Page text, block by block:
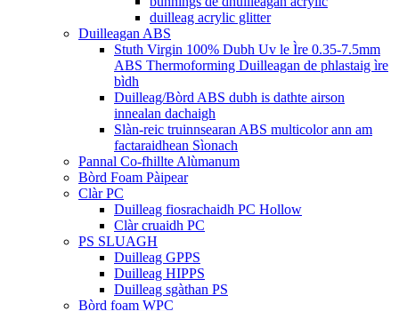
duilleag acrylic glitter
Duilleagan ABS
Stuth Virgin 100% Dubh Uv le Ìre 0.35-7.5mm
ABS Thermoforming Duilleagan de phlastaig ìre
bìdh
Duilleag/Bòrd ABS dubh is dathte airson
innealan dachaigh
Slàn-reic truinnsearan ABS multicolor ann am
factaraidhean Sìonach
Pannal Co-fhillte Alùmanum
Bòrd Foam Pàipear
Clàr PC
Duilleag fiosrachaidh PC Hollow
Clàr cruaidh PC
PS SLUAGH
Duilleag GPPS
Duilleag HIPPS
Duilleag sgàthan PS
Bòrd foam WPC